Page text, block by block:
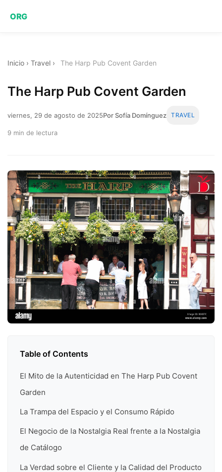
ORG
Inicio › Travel › The Harp Pub Covent Garden
The Harp Pub Covent Garden
viernes, 29 de agosto de 2025Por Sofía Domínguez TRAVEL
9 min de lectura
Table of Contents
El Mito de la Autenticidad en The Harp Pub Covent
Garden
La Trampa del Espacio y el Consumo Rápido
El Negocio de la Nostalgia Real frente a la Nostalgia
de Catálogo
La Verdad sobre el Cliente y la Calidad del Producto